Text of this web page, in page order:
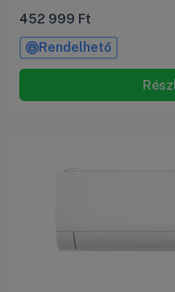
452 999 Ft
Rendelhető